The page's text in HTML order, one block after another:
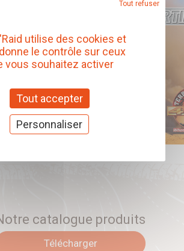
catalogue produits
Télécharger
utilise des cookies et
le contrôle sur ceux
vous souhaitez activer
Tout accepter
Tout refuser
Personnaliser